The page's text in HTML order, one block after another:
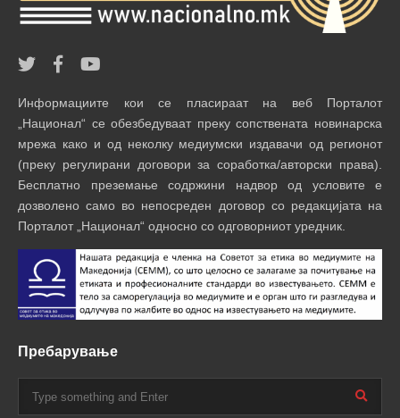
Информациите кои се пласираат на веб Порталот
„Национал“ се обезбедуваат преку сопствената новинарска
мрежа како и од неколку медиумски издавачи од регионот
(преку регулирани договори за соработка/авторски права).
Бесплатно преземање содржини надвор од условите е
дозволено само во непосреден договор со редакцијата на
Порталот „Национал“ односно со одговорниот уредник.
Пребарување